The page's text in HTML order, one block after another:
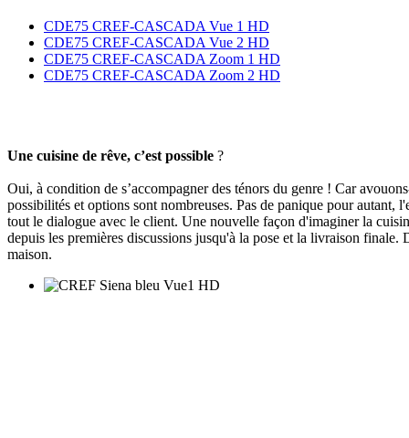
CDE75 CREF-CASCADA Vue 1 HD
CDE75 CREF-CASCADA Vue 2 HD
CDE75 CREF-CASCADA Zoom 1 HD
CDE75 CREF-CASCADA Zoom 2 HD
Une cuisine de rêve, c’est possible ?
Oui, à condition de s’accompagner des ténors du genre ! Car
possibilités et options sont nombreuses. Pas de panique pour
tout le dialogue avec le client. Une nouvelle façon d'imaginer la
depuis les premières discussions jusqu'à la pose et la livraison
maison.